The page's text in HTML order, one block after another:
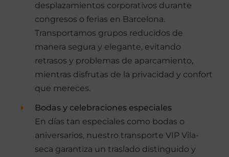
desplazamientos corporativos durante
congresos o ferias en Barcelona.
Transportamos grupos reducidos de
manera segura y elegante, evitando
retrasos y problemas de aparcamiento,
mientras disfrutas de la privacidad y confort
que mereces.
Bodas y celebraciones especiales
En días tan especiales como bodas o
aniversarios, nuestro transporte VIP Vila-
seca garantiza un traslado distinguido y